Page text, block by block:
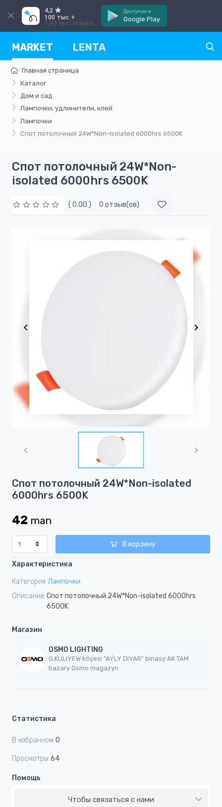
4,2
100 тыс.+
1,92 тыс. отзыва
Доступно в
Google Play
MARKET LENTA
Главная страница
Каталог
Дом и сад
Лампочки, удлинители, клей
Лампочки
Спот потолочный 24W*Non-isolated 6000hrs 6500K
Спот потолочный 24W*Non-
isolated 6000hrs 6500K
( 0.00 ) 0 отзыв(ов)
1
of
Спот потолочный 24W*Non-isolated
6000hrs 6500K
42 man
В корзину
Характеристика
Категория Лампочки
Описание Спот потолочный 24W*Non-isolated 6000hrs
6500K
Магазин
OSMO LIGHTING
G,KULIYEW köçesi "AÝLY DIYAR" binasy AK TAM
bazary Osmo magazyn
Статистика
В избранном 0
Просмотры 64
Помощь
Чтобы связаться с нами